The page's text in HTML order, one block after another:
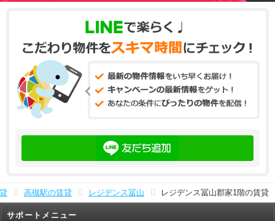
高槻駅の賃貸 レジデンス冨山 レジデンス冨山郡家1階の賃貸
サポートメニュー